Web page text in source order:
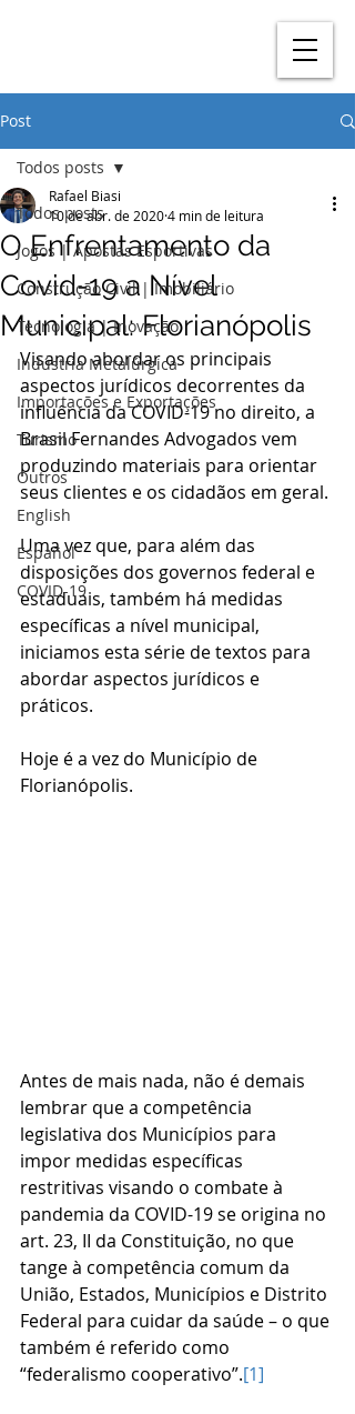
Post
Todos posts
Jogos | Apostas Esportivas
Construção Civil | Imobiliário
Tecnologia | Inovação
Indústria Metalúrgica
Importações e Exportações
Turismo
Outros
English
Español
COVID-19
Todos posts
O Enfrentamento da
Covid-19 a Nível
Municipal: Florianópolis
Rafael Biasi
10 de abr. de 20204 min de leitura
Visando abordar os principais
aspectos jurídicos decorrentes da
influência da COVID-19 no direito, a
Brasil Fernandes Advogados vem
produzindo materiais para orientar
seus clientes e os cidadãos em geral.
Uma vez que, para além das
disposições dos governos federal e
estaduais, também há medidas
específicas a nível municipal,
iniciamos esta série de textos para
abordar aspectos jurídicos e
práticos.
Hoje é a vez do Município de
Florianópolis.
Antes de mais nada, não é demais
lembrar que a competência
legislativa dos Municípios para
impor medidas específicas
restritivas visando o combate à
pandemia da COVID-19 se origina no
art. 23, II da Constituição, no que
tange à competência comum da
União, Estados, Municípios e Distrito
Federal para cuidar da saúde – o que
também é referido como
“federalismo cooperativo”.[1]